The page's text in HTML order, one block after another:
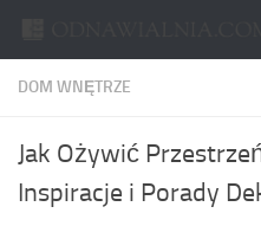
DOM WNĘTRZE
Jak Ożywić
Inspiracje i Porady